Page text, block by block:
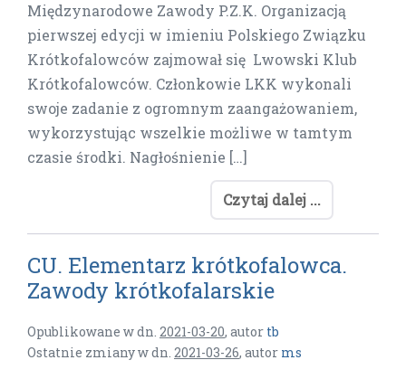
Międzynarodowe Zawody P.Z.K. Organizacją
pierwszej edycji w imieniu Polskiego Związku
Krótkofalowców zajmował się Lwowski Klub
Krótkofalowców. Członkowie LKK wykonali
swoje zadanie z ogromnym zaangażowaniem,
wykorzystując wszelkie możliwe w tamtym
czasie środki. Nagłośnienie […]
Czytaj dalej ...
CU. Elementarz krótkofalowca.
Zawody krótkofalarskie
Opublikowane w dn. 2021-03-20, autor tb
Ostatnie zmiany w dn. 2021-03-26, autor ms